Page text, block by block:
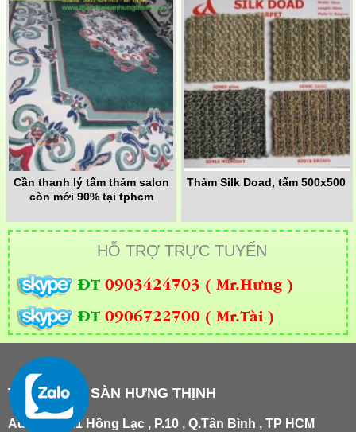
Cần thanh lý tấm thảm salon
còn mới 90% tại tphcm
Thảm Silk Doad, tấm 500x500
HỖ TRỢ TRỰC TUYẾN
ĐT 0903424703 ( Mr.Hưng )
ĐT 0906722700 ( Mr.Tài )
THẢM TRẢI SÀN HƯNG THỊNH
Add : 181/21 Hồng Lạc , P.10 , Q.Tân Bình , TP HCM